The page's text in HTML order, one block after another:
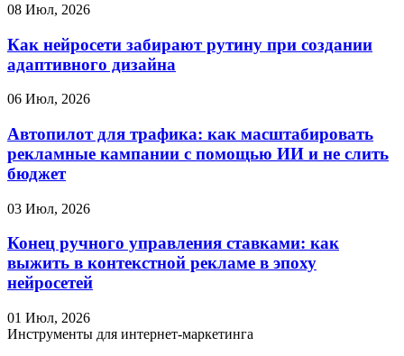
08 Июл, 2026
Как нейросети забирают рутину при создании
адаптивного дизайна
06 Июл, 2026
Автопилот для трафика: как масштабировать
рекламные кампании с помощью ИИ и не слить
бюджет
03 Июл, 2026
Конец ручного управления ставками: как
выжить в контекстной рекламе в эпоху
нейросетей
01 Июл, 2026
Инструменты для интернет-маркетинга